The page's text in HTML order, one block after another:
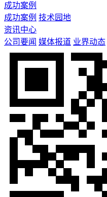
成功案例
成功案例 技术园地
资讯中心
公司要闻 媒体报道 业界动态